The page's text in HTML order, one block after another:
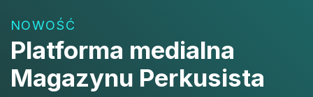
NOWOŚĆ
Platforma medialna
Magazynu Perkusista